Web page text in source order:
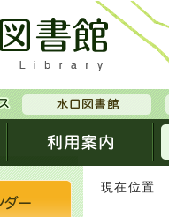
現在位置